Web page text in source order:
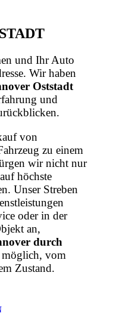
und Ihr Auto
Wir haben
Oststadt
und
von
zu einem
wir nicht nur
höchste
Unser Streben
oder in der
an,
durch
vom
Zustand.